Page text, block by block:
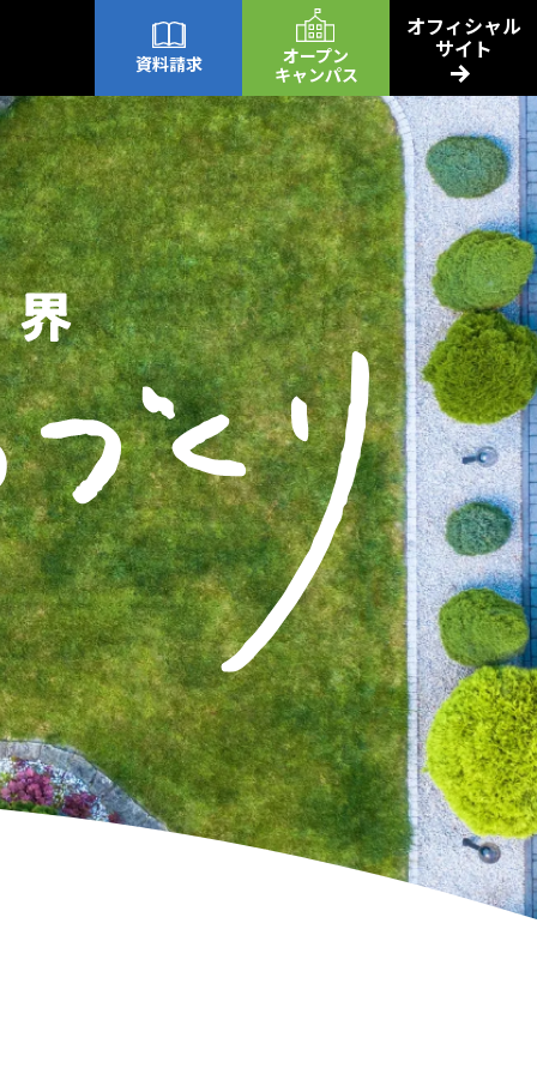
資料請求
オープン
キャンパス
オフィシャル
サイト